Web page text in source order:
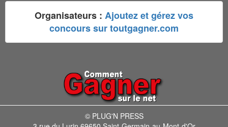
Organisateurs : Ajoutez et gérez vos
concours sur toutgagner.com
© PLUG'N PRESS